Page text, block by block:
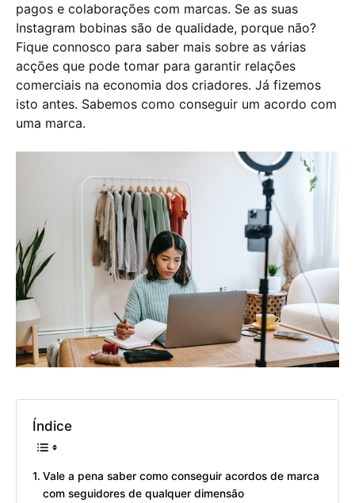
pagos e colaborações com marcas. Se as suas
Instagram bobinas são de qualidade, porque não?
Fique connosco para saber mais sobre as várias
acções que pode tomar para garantir relações
comerciais na economia dos criadores. Já fizemos
isto antes. Sabemos como conseguir um acordo com
uma marca.
Índice
Vale a pena saber como conseguir acordos de marca
com seguidores de qualquer dimensão